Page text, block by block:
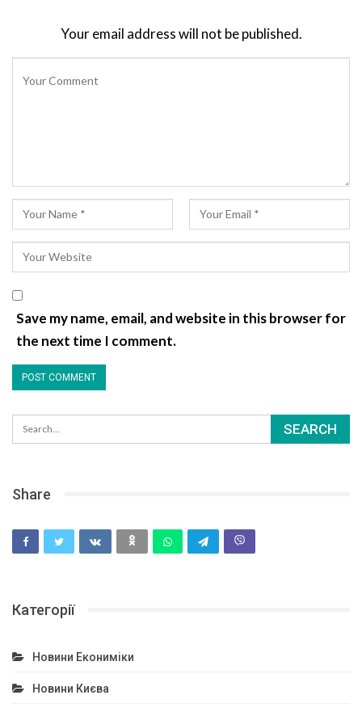
Your email address will not be published.
Save my name, email, and website in this browser for
the next time I comment.
Share
Категорії
Новини Екониміки
Новини Києва